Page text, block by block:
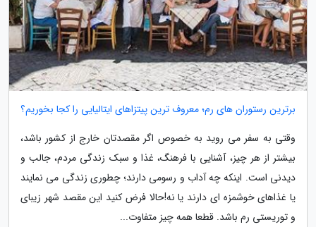
برترین رستوران های رم؛ معروف ترین پیتزاهای ایتالیایی را کجا بخوریم؟
وقتی به سفر می روید به خصوص اگر مقصدتان خارج از کشور باشد،
بیشتر از هر چیز، آشنایی با فرهنگ، غذا و سبک زندگی مردم، جالب و
دیدنی است. اینکه چه آداب و رسومی دارند؛ چطوری زندگی می نمایند
یا غذاهای خوشمزه ای دارند یا نه!حالا فرض کنید این مقصد شهر زیبای
و توریستی رم باشد. قطعا همه چیز متفاوت...